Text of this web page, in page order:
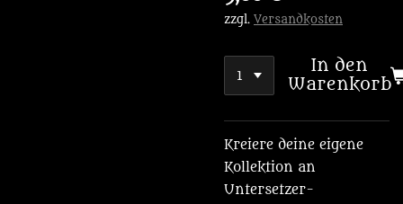
zzgl. Versandkosten
In den
Warenkorb
Kreiere deine eigene
Kollektion an
Untersetzer-